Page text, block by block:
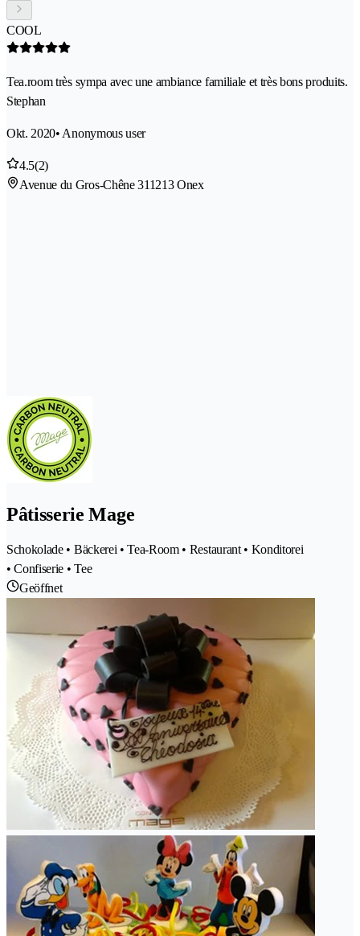
COOL
Tea.room très sympa avec une ambiance familiale et très bons produits.
Stephan
Okt. 2020• Anonymous user
4.5(2)
Avenue du Gros-Chêne 311213 Onex
Pâtisserie Mage
Schokolade • Bäckerei • Tea-Room • Restaurant • Konditorei
• Confiserie • Tee
Geöffnet